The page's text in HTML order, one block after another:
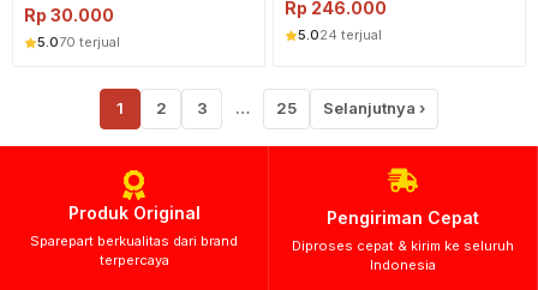
Rp 30.000
5.070 terjual
Rp 246.000
5.024 terjual
1 2 3 … 25 Selanjutnya ›
Produk Original
Sparepart berkualitas dari brand
terpercaya
Pengiriman Cepat
Diproses cepat & kirim ke seluruh
Indonesia